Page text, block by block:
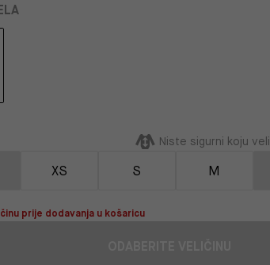
Niste sigurni koju
XS S M
prije dodavanja u košaricu